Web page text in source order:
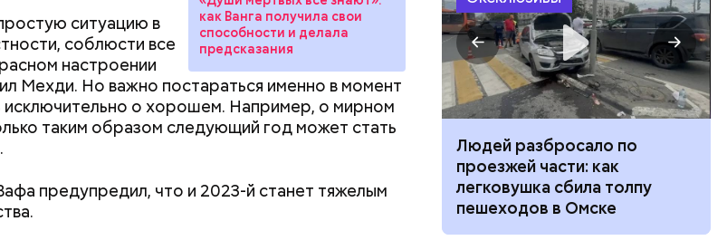
как Ванга получила свои
способности и делала
предсказания
ситуацию в
соблюсти все
настроении
Мехди. Но важно постараться именно в момент
исключительно о хорошем. Например, о мирном
таким образом следующий год может стать
предупредил, что и 2023-й станет тяжелым
Вернет молодость и снизит
воспаление: диетолог
Писарева рассказала о
маринованным, соленым и тушеным вариациям,
предстоящем лете в России
малыша: как
окна в Раменском
лишний вес
Людей разбросало по
проезжей части: как
легковушка сбила толпу
пешеходов в Омске